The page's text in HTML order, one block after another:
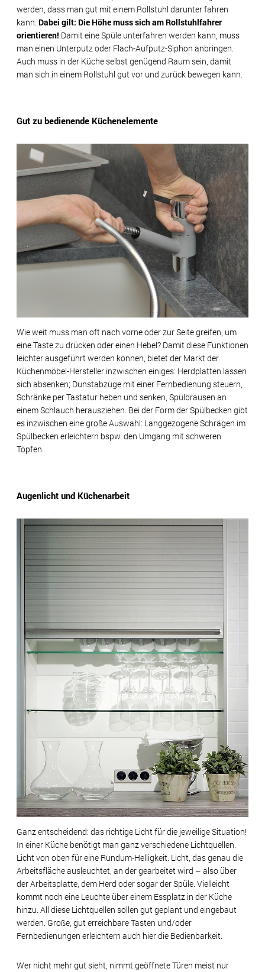
werden, dass man gut mit einem Rollstuhl darunter fahren
kann. Dabei gilt: Die Höhe muss sich am Rollstuhlfahrer
orientieren! Damit eine Spüle unterfahren werden kann, muss
man einen Unterputz oder Flach-Aufputz-Siphon anbringen.
Auch muss in der Küche selbst genügend Raum sein, damit
man sich in einem Rollstuhl gut vor und zurück bewegen kann.
Gut zu bedienende Küchenelemente
Wie weit muss man oft nach vorne oder zur Seite greifen, um
eine Taste zu drücken oder einen Hebel? Damit diese Funktionen
leichter ausgeführt werden können, bietet der Markt der
Küchenmöbel-Hersteller inzwischen einiges: Herdplatten lassen
sich absenken; Dunstabzüge mit einer Fernbedienung steuern,
Schränke per Tastatur heben und senken, Spülbrausen an
einem Schlauch herausziehen. Bei der Form der Spülbecken gibt
es inzwischen eine große Auswahl: Langgezogene Schrägen im
Spülbecken erleichtern bspw. den Umgang mit schweren
Töpfen.
Augenlicht und Küchenarbeit
Ganz entscheidend: das richtige Licht für die jeweilige Situation!
In einer Küche benötigt man ganz verschiedene Lichtquellen.
Licht von oben für eine Rundum-Helligkeit. Licht, das genau die
Arbeitsfläche ausleuchtet, an der gearbeitet wird – also über
der Arbeitsplatte, dem Herd oder sogar der Spüle. Vielleicht
kommt noch eine Leuchte über einem Essplatz in der Küche
hinzu. All diese Lichtquellen sollen gut geplant und eingebaut
werden. Große, gut erreichbare Tasten und/oder
Fernbedienungen erleichtern auch hier die Bedienbarkeit.
Wer nicht mehr gut sieht, nimmt geöffnete Türen meist nur